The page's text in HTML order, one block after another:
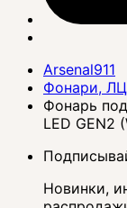
Arsenal911
Фонари,
Фонарь
LED GEN2
Новинки,